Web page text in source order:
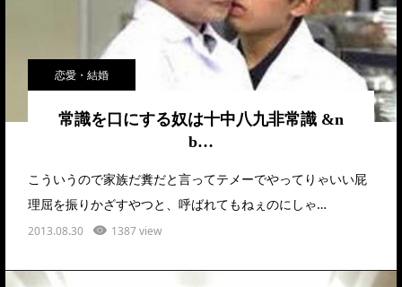
恋愛・結婚
常識を口にする奴は十中八九非常識 &n
b…
こういうので家族だ糞だと言ってテメーでやってりゃいい屁
理屈を振りかざすやつと、呼ばれてもねぇのにしゃ…
2013.08.30 1387 view